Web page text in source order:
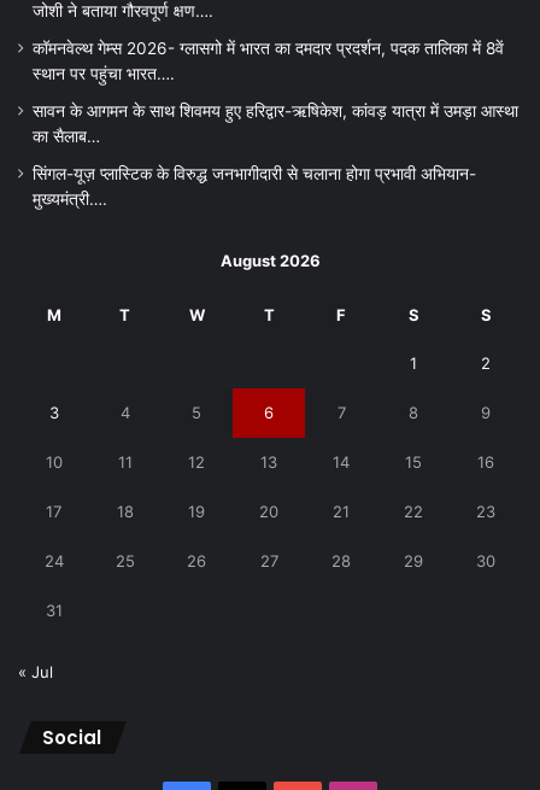
जोशी ने बताया गौरवपूर्ण क्षण….
कॉमनवेल्थ गेम्स 2026- ग्लासगो में भारत का दमदार प्रदर्शन, पदक तालिका में 8वें
स्थान पर पहुंचा भारत….
सावन के आगमन के साथ शिवमय हुए हरिद्वार-ऋषिकेश, कांवड़ यात्रा में उमड़ा आस्था
का सैलाब…
सिंगल-यूज़ प्लास्टिक के विरुद्ध जनभागीदारी से चलाना होगा प्रभावी अभियान-
मुख्यमंत्री….
August 2026
M T W T F S S
1 2
3 4 5 6 7 8 9
10 11 12 13 14 15 16
17 18 19 20 21 22 23
24 25 26 27 28 29 30
31
« Jul
Social